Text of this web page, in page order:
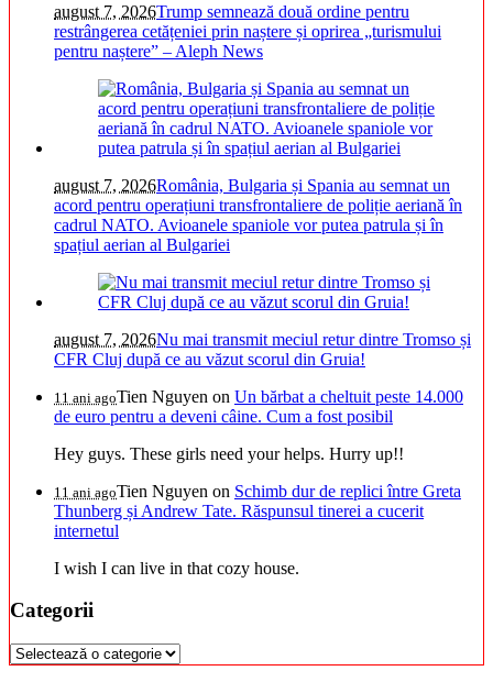
august 7, 2026Trump semnează două ordine pentru
restrângerea cetățeniei prin naștere și oprirea „turismului
pentru naștere” – Aleph News
august 7, 2026România, Bulgaria și Spania au semnat un
acord pentru operațiuni transfrontaliere de poliție aeriană în
cadrul NATO. Avioanele spaniole vor putea patrula și în
spațiul aerian al Bulgariei
august 7, 2026Nu mai transmit meciul retur dintre Tromso și
CFR Cluj după ce au văzut scorul din Gruia!
11 ani agoTien Nguyen on Un bărbat a cheltuit peste 14.000
de euro pentru a deveni câine. Cum a fost posibil
Hey guys. These girls need your helps. Hurry up!!
11 ani agoTien Nguyen on Schimb dur de replici între Greta
Thunberg și Andrew Tate. Răspunsul tinerei a cucerit
internetul
I wish I can live in that cozy house.
Categorii
Categorii